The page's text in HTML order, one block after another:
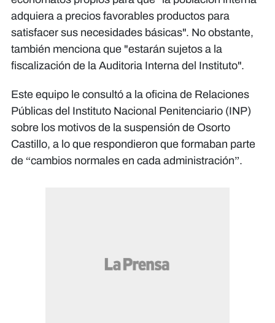
adquiera a precios favorables productos para
satisfacer sus necesidades básicas". No obstante,
también menciona que "estarán sujetos a la
fiscalización de la Auditoria Interna del Instituto".
Este equipo le consultó a la oficina de Relaciones
Públicas del Instituto Nacional Penitenciario (INP)
sobre los motivos de la suspensión de Osorto
Castillo, a lo que respondieron que formaban parte
de “cambios normales en cada administración”.